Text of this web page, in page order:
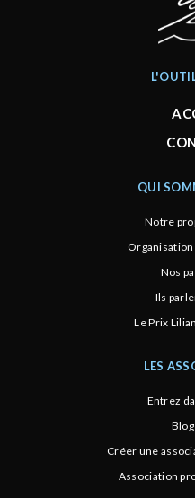
QUI
Notre
Nos
Ils
Le Prix
LES
Entrez
Créer une
Association